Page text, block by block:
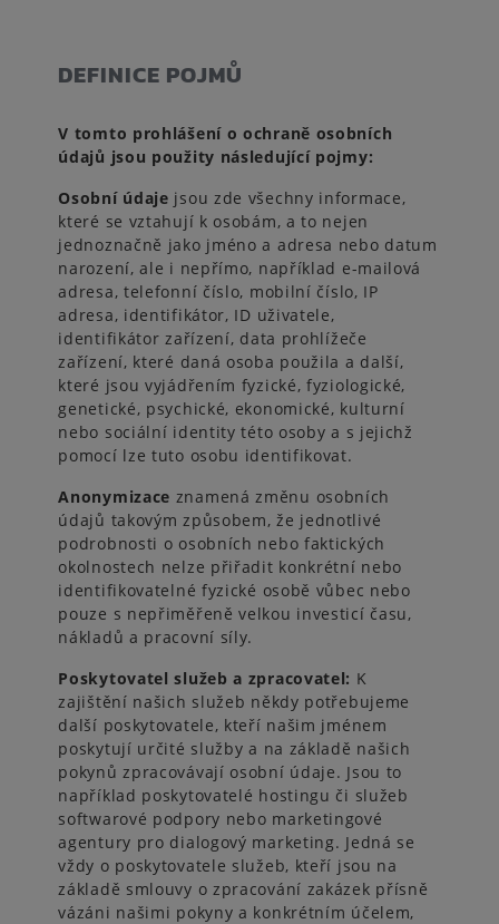
DEFINICE POJMŮ
V tomto prohlášení o ochraně osobních
údajů jsou použity následující pojmy:
Osobní údaje jsou zde všechny informace,
které se vztahují k osobám, a to nejen
jednoznačně jako jméno a adresa nebo datum
narození, ale i nepřímo, například e-mailová
adresa, telefonní číslo, mobilní číslo, IP
adresa, identifikátor, ID uživatele,
identifikátor zařízení, data prohlížeče
zařízení, které daná osoba použila a další,
které jsou vyjádřením fyzické, fyziologické,
genetické, psychické, ekonomické, kulturní
nebo sociální identity této osoby a s jejichž
pomocí lze tuto osobu identifikovat.
Anonymizace znamená změnu osobních
údajů takovým způsobem, že jednotlivé
podrobnosti o osobních nebo faktických
okolnostech nelze přiřadit konkrétní nebo
identifikovatelné fyzické osobě vůbec nebo
pouze s nepřiměřeně velkou investicí času,
nákladů a pracovní síly.
Poskytovatel služeb a zpracovatel: K
zajištění našich služeb někdy potřebujeme
další poskytovatele, kteří našim jménem
poskytují určité služby a na základě našich
pokynů zpracovávají osobní údaje. Jsou to
například poskytovatelé hostingu či služeb
softwarové podpory nebo marketingové
agentury pro dialogový marketing. Jedná se
vždy o poskytovatele služeb, kteří jsou na
základě smlouvy o zpracování zakázek přísně
vázáni našimi pokyny a konkrétním účelem,